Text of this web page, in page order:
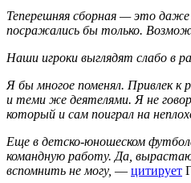
Теперешняя сборная — это
посражались бы только.
Наши игроки выглядят слабо в
Я бы многое поменял. Привлек к
и теми же деятелями. Я не
который и сам поиграл на
Еще в детско-юношеском
командную работу. Да,
вспомнить не могу, — цитирует